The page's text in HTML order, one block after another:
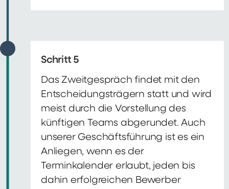
Schritt 5
Das Zweitgespräch findet mit den
Entscheidungsträgern statt und wird
meist durch die Vorstellung des
künftigen Teams abgerundet. Auch
unserer Geschäftsführung ist es ein
Anliegen, wenn es der
Terminkalender erlaubt, jeden bis
dahin erfolgreichen Bewerber